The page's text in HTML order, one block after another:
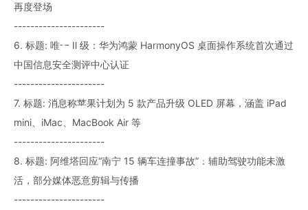
再度登场
----------------------
6. 标题: 唯一 Ⅱ 级：华为鸿蒙 HarmonyOS 桌面操作系统首次通过
中国信息安全测评中心认证
----------------------
7. 标题: 消息称苹果计划为 5 款产品升级 OLED 屏幕，涵盖 iPad
mini、iMac、MacBook Air 等
----------------------
8. 标题: 阿维塔回应“南宁 15 辆车连撞事故”：辅助驾驶功能未激
活，部分媒体恶意剪辑与传播
----------------------